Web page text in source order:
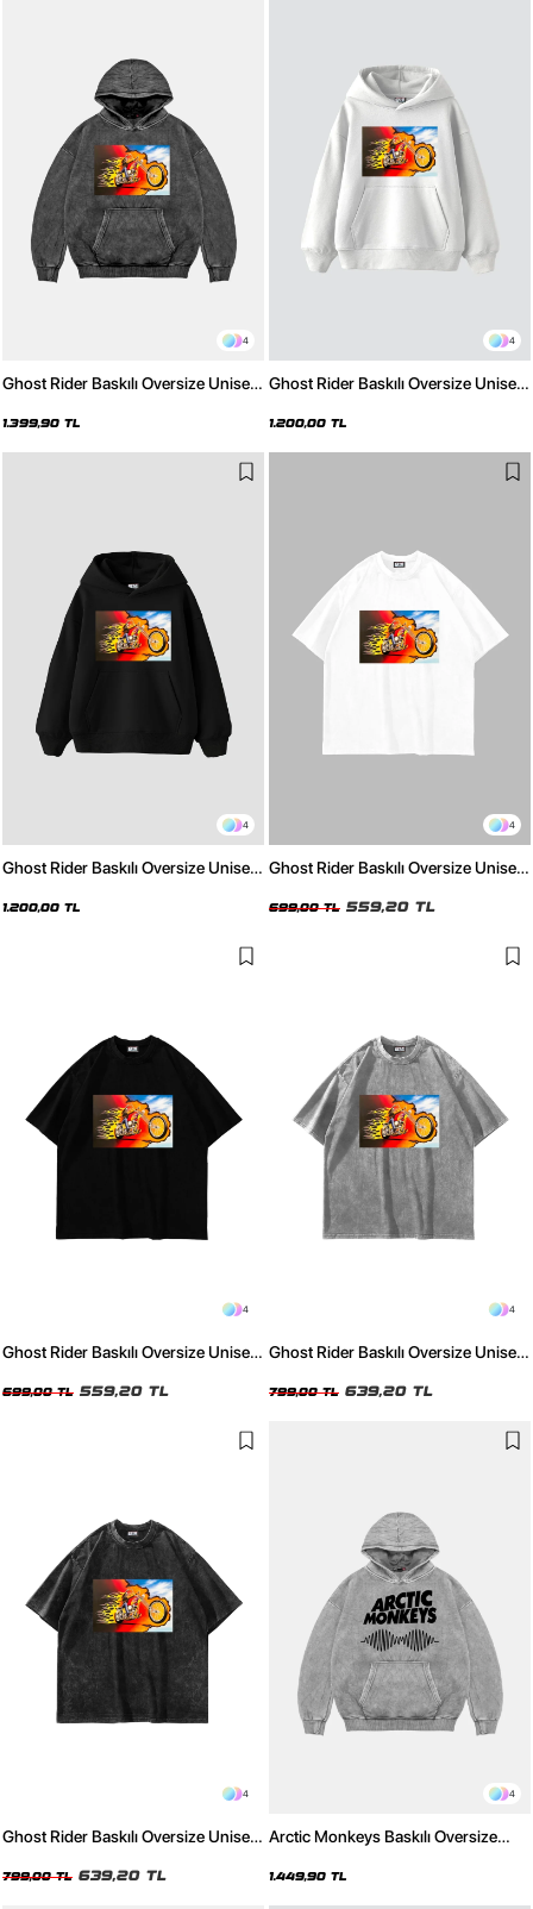
4
Ghost Rider Baskılı Oversize Unisex
1.399,90 TL
4
Ghost Rider Baskılı Oversize Unisex
1.200,00 TL
4
Ghost Rider Baskılı Oversize Unisex
1.200,00 TL
4
Ghost Rider Baskılı Oversize Unisex
699,00 TL 559,20 TL
4
Ghost Rider Baskılı Oversize Unisex
699,00 TL 559,20 TL
4
Ghost Rider Baskılı Oversize Unisex
799,00 TL 639,20 TL
4
Ghost Rider Baskılı Oversize Unisex
799,00 TL 639,20 TL
4
Arctic Monkeys Baskılı Oversize
1.449,90 TL